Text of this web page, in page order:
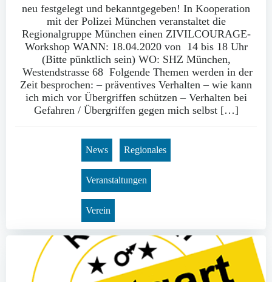
neu festgelegt und bekanntgegeben! In Kooperation
mit der Polizei München veranstaltet die
Regionalgruppe München einen ZIVILCOURAGE-
Workshop WANN: 18.04.2020 von 14 bis 18 Uhr
(Bitte pünktlich sein) WO: SHZ München,
Westendstrasse 68 Folgende Themen werden in der
Zeit besprochen: – präventives Verhalten – wie kann
ich mich vor Übergriffen schützen – Verhalten bei
Gefahren / Übergriffen gegen mich selbst […]
News Regionales
Veranstaltungen
Verein